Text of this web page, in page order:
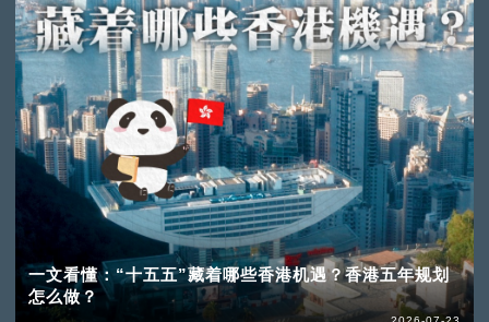
一文看懂：“十五五”藏着哪些香港机遇？香港五年规划
怎么做？